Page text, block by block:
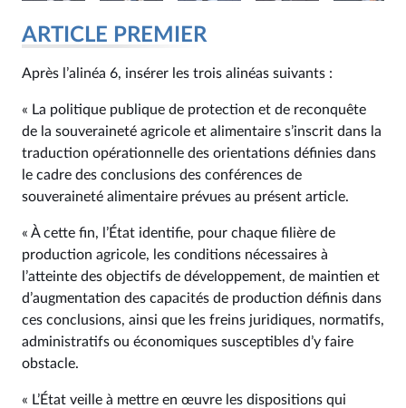
ARTICLE PREMIER
Après l’alinéa 6, insérer les trois alinéas suivants :
« La politique publique de protection et de reconquête
de la souveraineté agricole et alimentaire s’inscrit dans la
traduction opérationnelle des orientations définies dans
le cadre des conclusions des conférences de
souveraineté alimentaire prévues au présent article.
« À cette fin, l’État identifie, pour chaque filière de
production agricole, les conditions nécessaires à
l’atteinte des objectifs de développement, de maintien et
d’augmentation des capacités de production définis dans
ces conclusions, ainsi que les freins juridiques, normatifs,
administratifs ou économiques susceptibles d’y faire
obstacle.
« L’État veille à mettre en œuvre les dispositions qui